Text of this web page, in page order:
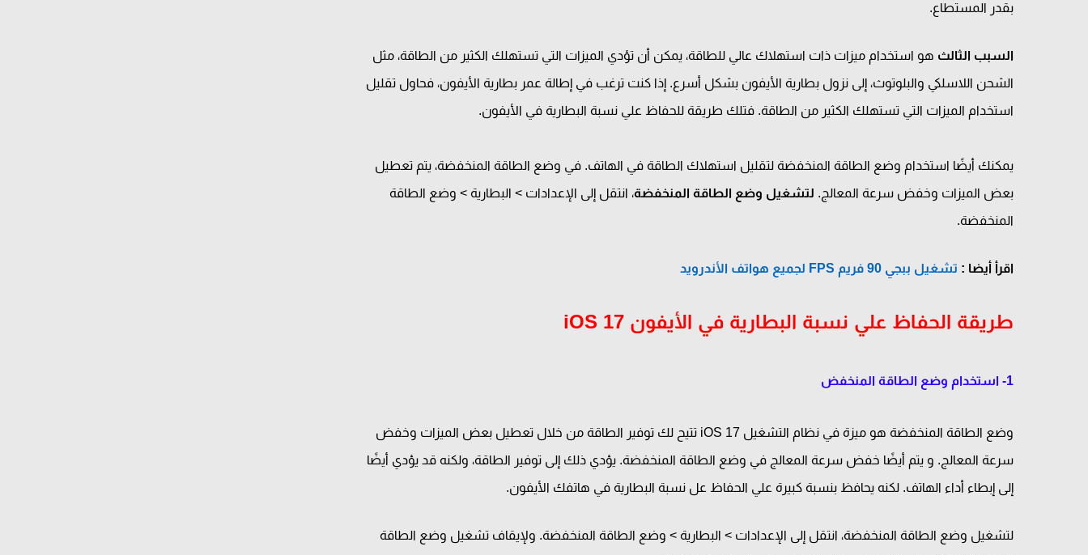
بقدر المستطاع.
السبب الثالث هو استخدام ميزات ذات استهلاك عالي للطاقة، يمكن أن تؤدي الميزات التي تستهلك الكثير من الطاقة، مثل
الشحن اللاسلكي والبلوتوث، إلى نزول بطارية الأيفون بشكل أسرع. إذا كنت ترغب في إطالة عمر بطارية الأيفون، فحاول تقليل
استخدام الميزات التي تستهلك الكثير من الطاقة. فتلك طريقة للحفاظ علي نسبة البطارية في الأيفون.
يمكنك أيضًا استخدام وضع الطاقة المنخفضة لتقليل استهلاك الطاقة في الهاتف. في وضع الطاقة المنخفضة، يتم تعطيل
بعض الميزات وخفض سرعة المعالج. لتشغيل وضع الطاقة المنخفضة، انتقل إلى الإعدادات > البطارية > وضع الطاقة
المنخفضة.
اقرأ أيضا : تشغيل ببجي 90 فريم FPS لجميع هواتف الأندرويد
طريقة الحفاظ علي نسبة البطارية في الأيفون iOS 17
1- استخدام وضع الطاقة المنخفض
وضع الطاقة المنخفضة هو ميزة في نظام التشغيل iOS 17 تتيح لك توفير الطاقة من خلال تعطيل بعض الميزات وخفض
سرعة المعالج. و يتم أيضًا خفض سرعة المعالج في وضع الطاقة المنخفضة. يؤدي ذلك إلى توفير الطاقة، ولكنه قد يؤدي أيضًا
إلى إبطاء أداء الهاتف. لكنه يحافظ بنسبة كبيرة علي الحفاظ عل نسبة البطارية في هاتفك الأيفون.
لتشغيل وضع الطاقة المنخفضة، انتقل إلى الإعدادات > البطارية > وضع الطاقة المنخفضة. ولإيقاف تشغيل وضع الطاقة